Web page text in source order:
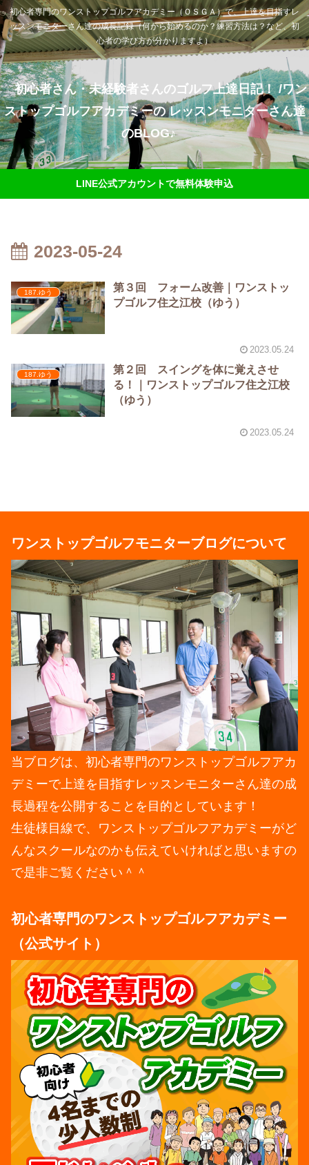
初心者専門のワンストップゴルフアカデミー（ＯＳＧＡ）で、上達を目指すレ
ッスンモニターさん達の成長記録（何から始めるのか？練習方法は？など、初
心者の学び方が分かりますよ）
初心者さん・未経験者さんのゴルフ上達日記！ /ワン
ストップゴルフアカデミーの レッスンモニターさん達
のBLOG♪
LINE公式アカウントで無料体験申込
2023-05-24
187.ゆう
第３回 フォーム改善｜ワンストッ
プゴルフ住之江校（ゆう）
2023.05.24
187.ゆう
第２回 スイングを体に覚えさせ
る！｜ワンストップゴルフ住之江校
（ゆう）
2023.05.24
ワンストップゴルフモニターブログについて
当ブログは、初心者専門のワンストップゴルフアカ
デミーで上達を目指すレッスンモニターさん達の成
長過程を公開することを目的としています！
生徒様目線で、ワンストップゴルフアカデミーがど
んなスクールなのかも伝えていければと思いますの
で是非ご覧ください＾＾
初心者専門のワンストップゴルフアカデミー
（公式サイト）